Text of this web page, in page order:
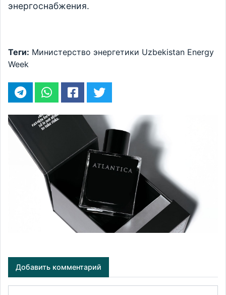
энергоснабжения.
Теги: Министерство энергетики Uzbekistan Energy
Week
Добавить комментарий